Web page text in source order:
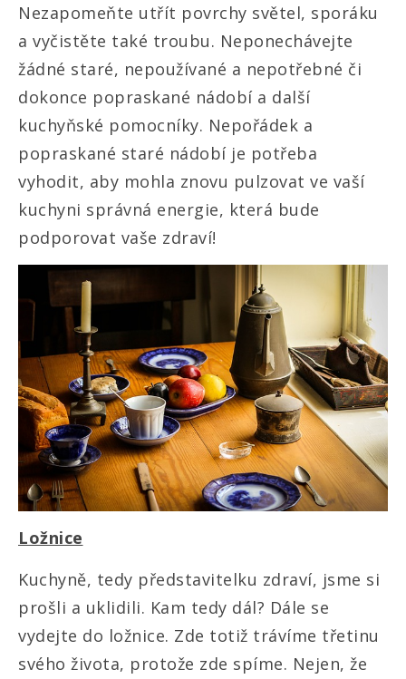
Nezapomeňte utřít povrchy světel, sporáku
a vyčistěte také troubu. Neponechávejte
žádné staré, nepoužívané a nepotřebné či
dokonce popraskané nádobí a další
kuchyňské pomocníky. Nepořádek a
popraskané staré nádobí je potřeba
vyhodit, aby mohla znovu pulzovat ve vaší
kuchyni správná energie, která bude
podporovat vaše zdraví!
Ložnice
Kuchyně, tedy představitelku zdraví, jsme si
prošli a uklidili. Kam tedy dál? Dále se
vydejte do ložnice. Zde totiž trávíme třetinu
svého života, protože zde spíme. Nejen, že